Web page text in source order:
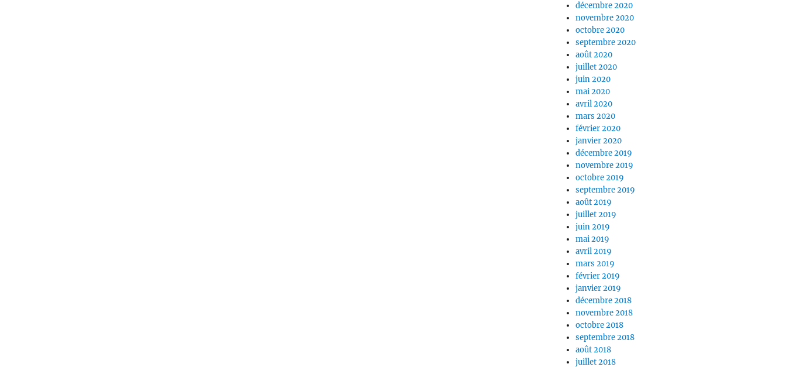
décembre 2020
novembre 2020
octobre 2020
septembre 2020
août 2020
juillet 2020
juin 2020
mai 2020
avril 2020
mars 2020
février 2020
janvier 2020
décembre 2019
novembre 2019
octobre 2019
septembre 2019
août 2019
juillet 2019
juin 2019
mai 2019
avril 2019
mars 2019
février 2019
janvier 2019
décembre 2018
novembre 2018
octobre 2018
septembre 2018
août 2018
juillet 2018